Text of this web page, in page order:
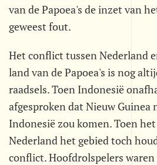
van de Papoea's de inzet van
geweest fout.
Het conflict tussen Nederland
land van de Papoea's is nog
raadsels. Toen Indonesië
afgesproken dat Nieuw Guinea
Indonesië zou komen. Toen
Nederland het gebied toch
conflict. Hoofdrolspelers